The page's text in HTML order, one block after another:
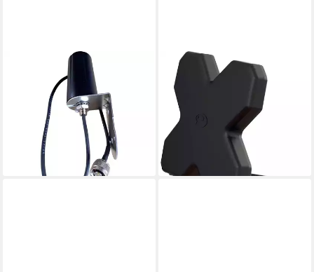
WITTENBERG ANTENNEN
Wittenberg Antennen 5 G
LTE Rundstrahlantenne 0,5 m
Kabel N50 Ohm Wa
Mobilfunkantenne
41,99 €
lieferbar - in 2-3 Werktagen bei dir
WITTENBERG ANTENNEN
Wittenberg Antennen WB
5000 TS 9 Innenantenne 5G,
LTE Mobilfunkantenne
72,98 €
lieferbar - in 2-3 Werktagen bei dir